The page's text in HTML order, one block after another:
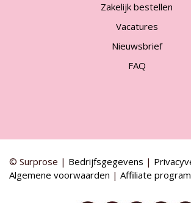
Zakelijk bestellen
Vacatures
Nieuwsbrief
FAQ
© Surprose | Bedrijfsgegevens |
Algemene voorwaarden | Affiliate